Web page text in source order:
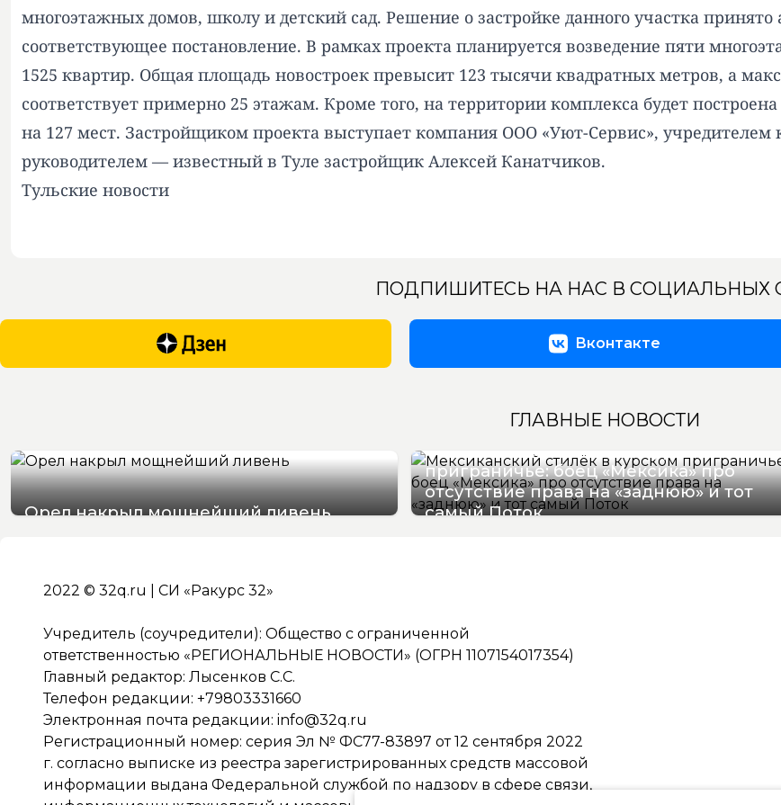
многоэтажных домов, школу и детский сад. Решение о застройке данного участка
соответствующее постановление. В рамках проекта планируется возведение пяти
1525 квартир. Общая площадь новостроек превысит 123 тысячи квадратных метров, а
соответствует примерно 25 этажам. Кроме того, на территории комплекса будет
на 127 мест. Застройщиком проекта выступает компания ООО «Уют-Сервис», учредителем
руководителем — известный в Туле застройщик Алексей Канатчиков.
Тульские новости
ПОДПИШИТЕСЬ НА НАС В СОЦИАЛЬНЫХ
Вконтакте
ГЛАВНЫЕ НОВОСТИ
Орел накрыл мощнейший ливень
Мексиканский стилёк в курском
приграничье: боец «Мексика» про
отсутствие права на «заднюю» и тот
самый Поток
2022 © 32q.ru | СИ «Ракурс 32»
Учредитель (соучредители): Общество с ограниченной
ответственностью «РЕГИОНАЛЬНЫЕ НОВОСТИ» (ОГРН 1107154017354)
Главный редактор: Лысенков С.С.
Телефон редакции: +79803331660
Электронная почта редакции: info@32q.ru
Регистрационный номер: серия Эл № ФС77-83897 от 12 сентября 2022
г. согласно выписке из реестра зарегистрированных средств массовой
информации выдана Федеральной службой по надзору в сфере связи,